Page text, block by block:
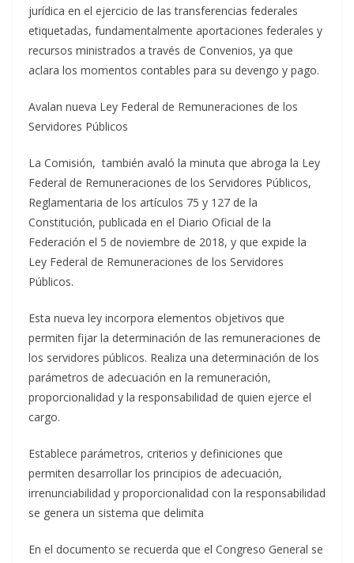
jurídica en el ejercicio de las transferencias federales
etiquetadas, fundamentalmente aportaciones federales y
recursos ministrados a través de Convenios, ya que
aclara los momentos contables para su devengo y pago.
Avalan nueva Ley Federal de Remuneraciones de los
Servidores Públicos
La Comisión, también avaló la minuta que abroga la Ley
Federal de Remuneraciones de los Servidores Públicos,
Reglamentaria de los artículos 75 y 127 de la
Constitución, publicada en el Diario Oficial de la
Federación el 5 de noviembre de 2018, y que expide la
Ley Federal de Remuneraciones de los Servidores
Públicos.
Esta nueva ley incorpora elementos objetivos que
permiten fijar la determinación de las remuneraciones de
los servidores públicos. Realiza una determinación de los
parámetros de adecuación en la remuneración,
proporcionalidad y la responsabilidad de quien ejerce el
cargo.
Establece parámetros, criterios y definiciones que
permiten desarrollar los principios de adecuación,
irrenunciabilidad y proporcionalidad con la responsabilidad
se genera un sistema que delimita
En el documento se recuerda que el Congreso General se